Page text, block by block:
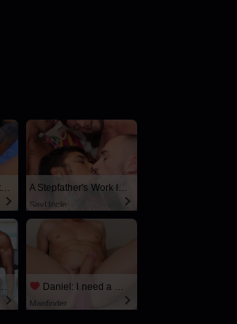
SayUncle
Daniel: I need a man for a spicy night...
Manfinder